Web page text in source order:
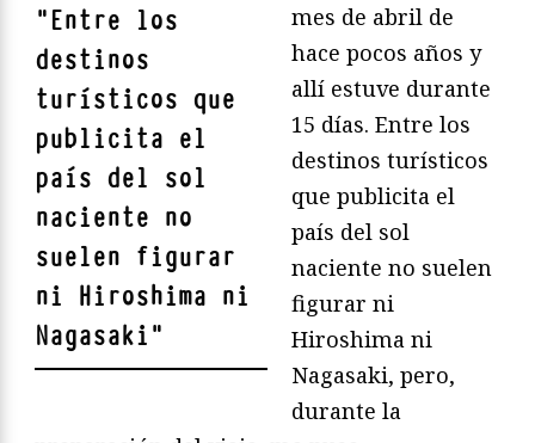
"Entre los
destinos
turísticos que
publicita el
país del sol
naciente no
suelen figurar
ni Hiroshima ni
Nagasaki"
mes de abril de
hace pocos años y
allí estuve durante
15 días. Entre los
destinos turísticos
que publicita el
país del sol
naciente no suelen
figurar ni
Hiroshima ni
Nagasaki, pero,
durante la